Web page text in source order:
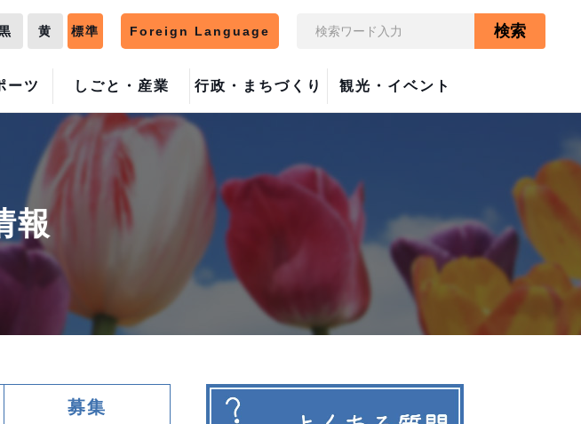
ーツ しごと・産業 行政・まちづくり 観光・イベント
黄 標準 Foreign Language 検索
報
募集